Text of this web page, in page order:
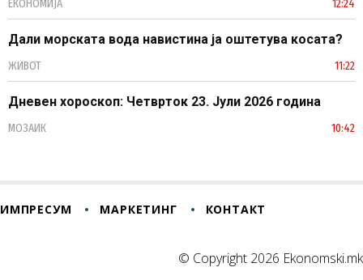
ЕКОНОМИЈА 12:24
Дали морската вода навистина ја оштетува косата?
ЖИВОТ 11:22
Дневен хороскоп: Четврток 23. Јули 2026 година
МОЗАИК 10:42
ИМПРЕСУМ МАРКЕТИНГ КОНТАКТ
© Copyright 2026 Ekonomski.mk